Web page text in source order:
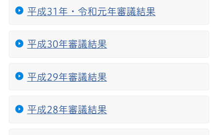
平成31年・令和元年審議結果
平成30年審議結果
平成29年審議結果
平成28年審議結果